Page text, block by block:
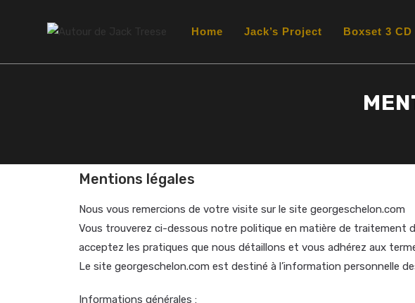
Home Jack’s Project Boxset 3 CD
Mentions légales
Nous vous remercions de votre visite sur le site georgeschelon.com
Vous trouverez ci-dessous notre politique en matière de traitement
acceptez les pratiques que nous détaillons et vous adhérez aux
Le site georgeschelon.com est destiné à l’information personnelle
Informations générales :